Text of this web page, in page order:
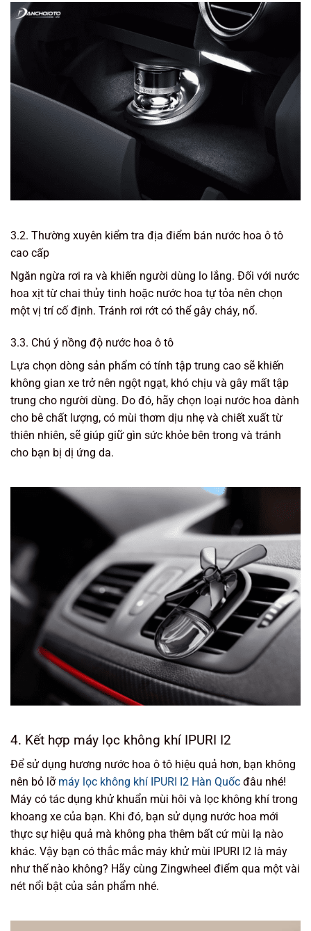
3.2. Thường xuyên kiểm tra địa điểm bán nước hoa ô tô
cao cấp
Ngăn ngừa rơi ra và khiến người dùng lo lắng. Đối với nước
hoa xịt từ chai thủy tinh hoặc nước hoa tự tỏa nên chọn
một vị trí cố định. Tránh rơi rớt có thể gây cháy, nổ.
3.3. Chú ý nồng độ nước hoa ô tô
Lựa chọn dòng sản phẩm có tính tập trung cao sẽ khiến
không gian xe trở nên ngột ngạt, khó chịu và gây mất tập
trung cho người dùng. Do đó, hãy chọn loại nước hoa dành
cho bê chất lượng, có mùi thơm dịu nhẹ và chiết xuất từ ​​
thiên nhiên, sẽ giúp giữ gìn sức khỏe bên trong và tránh
cho bạn bị dị ứng da.
4. Kết hợp máy lọc không khí IPURI I2
Để sử dụng hương nước hoa ô tô hiệu quả hơn, bạn không
nên bỏ lỡ máy lọc không khí IPURI I2 Hàn Quốc đâu nhé!
Máy có tác dụng khử khuẩn mùi hôi và lọc không khí trong
khoang xe của bạn. Khi đó, bạn sử dụng nước hoa mới
thực sự hiệu quả mà không pha thêm bất cứ mùi lạ nào
khác. Vậy bạn có thắc mắc máy khử mùi IPURI I2 là máy
như thế nào không? Hãy cùng Zingwheel điểm qua một vài
nét nổi bật của sản phẩm nhé.